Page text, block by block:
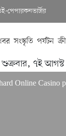
ই-পেপারকনভার্টার
সংস্কৃতি পর্যটন
শুক্রবার, ৭ই
Casino